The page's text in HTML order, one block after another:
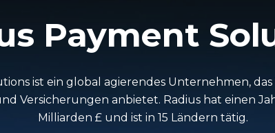
Payment
ist ein global agierendes Unternehmen,
Versicherungen anbietet. Radius hat einen
Milliarden £ und ist in 15 Ländern tätig.